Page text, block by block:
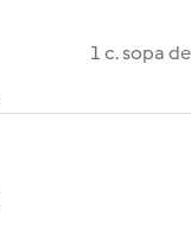
1 c. sopa de